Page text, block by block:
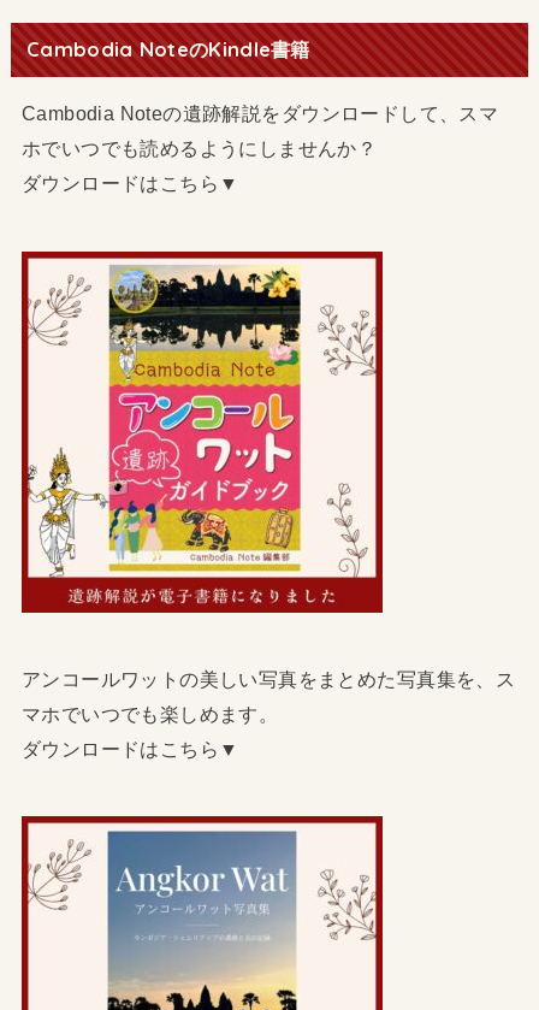
Cambodia NoteのKindle書籍
Cambodia Noteの遺跡解説をダウンロードして、スマ
ホでいつでも読めるようにしませんか？
ダウンロードはこちら▼
アンコールワットの美しい写真をまとめた写真集を、ス
マホでいつでも楽しめます。
ダウンロードはこちら▼